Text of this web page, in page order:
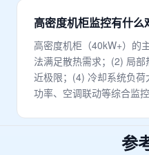
高密度机柜监控有什么
高密度机柜（40kW+）的
法满足散热需求；(2) 局
近极限；(4) 冷却系统负
功率、空调联动等综合监
参